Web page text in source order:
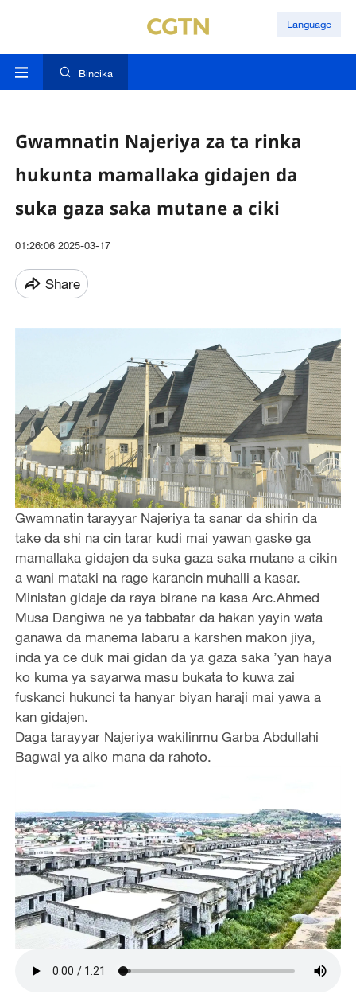
Language
Bincika
Gwamnatin Najeriya za ta rinka
hukunta mamallaka gidajen da
suka gaza saka mutane a ciki
01:26:06 2025-03-17
Share
Gwamnatin tarayyar Najeriya ta sanar da shirin da
take da shi na cin tarar kudi mai yawan gaske ga
mamallaka gidajen da suka gaza saka mutane a cikin
a wani mataki na rage karancin muhalli a kasar.
Ministan gidaje da raya birane na kasa Arc.Ahmed
Musa Dangiwa ne ya tabbatar da hakan yayin wata
ganawa da manema labaru a karshen makon jiya,
inda ya ce duk mai gidan da ya gaza saka ’yan haya
ko kuma ya sayarwa masu bukata to kuwa zai
fuskanci hukunci ta hanyar biyan haraji mai yawa a
kan gidajen.
Daga tarayyar Najeriya wakilinmu Garba Abdullahi
Bagwai ya aiko mana da rahoto.